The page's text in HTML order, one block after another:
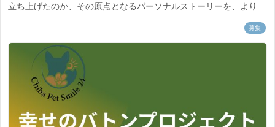
立ち上げたのか、その原点となるパーソナルストーリーを、より...
募集